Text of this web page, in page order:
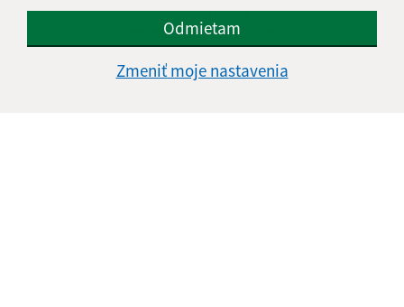
Odmietam
Zmeniť moje nastavenia
Autorské práva
Ochrana osobných údajov
Navigácia: